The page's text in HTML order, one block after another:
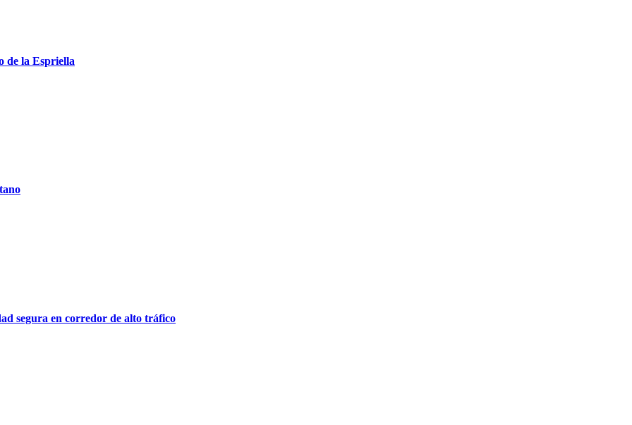
de la Espriella
segura en corredor de alto tráfico